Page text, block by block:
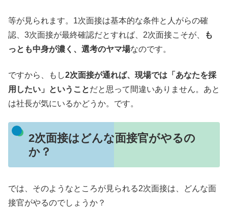
等が見られます。1次面接は基本的な条件と人がらの確
認、3次面接が最終確認だとすれば、2次面接こそが、
も
っとも中身が濃く、選考のヤマ場なのです。
ですから、もし2次面接が通れば、現場では「あなたを採
用したい」ということだと思って間違いありません。あと
は社長が気にいるかどうか。です。
2次面接はどんな面接官がやるの
か？
では、そのようなところが見られる2次面接は、どんな面
接官がやるのでしょうか？